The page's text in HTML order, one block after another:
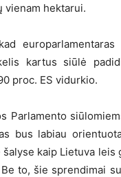
vienam hektarui.
europarlamentaras
kartus siūlė
proc. ES vidurkio.
Parlamento
bus labiau
kaip Lietuva leis
to, šie sprendimai